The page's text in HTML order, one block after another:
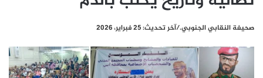
صحيفة النقابي الجنوبي./آخر تحديث: 25 فبراير، 2026